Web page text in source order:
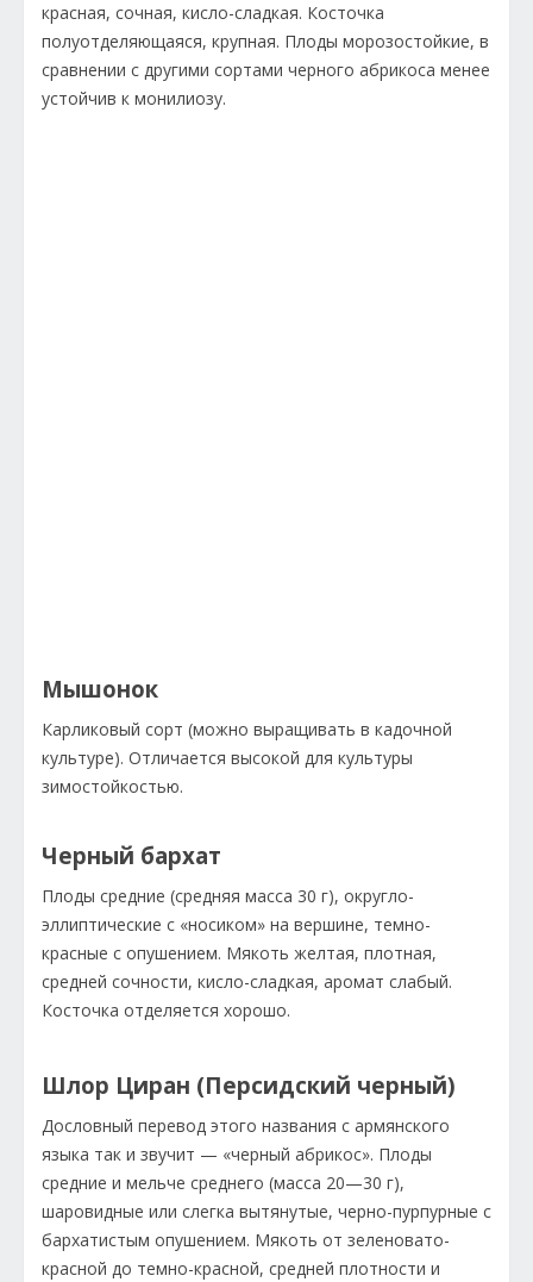
красная, сочная, кисло-сладкая. Косточка
полуотделяющаяся, крупная. Плоды морозостойкие, в
сравнении с другими сортами черного абрикоса менее
устойчив к монилиозу.
Мышонок
Карликовый сорт (можно выращивать в кадочной
культуре). Отличается высокой для культуры
зимостойкостью.
Черный бархат
Плоды средние (средняя масса 30 г), округло-
эллиптические с «носиком» на вершине, темно-
красные с опушением. Мякоть желтая, плотная,
средней сочности, кисло-сладкая, аромат слабый.
Косточка отделяется хорошо.
Шлор Циран (Персидский черный)
Дословный перевод этого названия с армянского
языка так и звучит — «черный абрикос». Плоды
средние и мельче среднего (масса 20—30 г),
шаровидные или слегка вытянутые, черно-пурпурные с
бархатистым опушением. Мякоть от зеленовато-
красной до темно-красной, средней плотности и